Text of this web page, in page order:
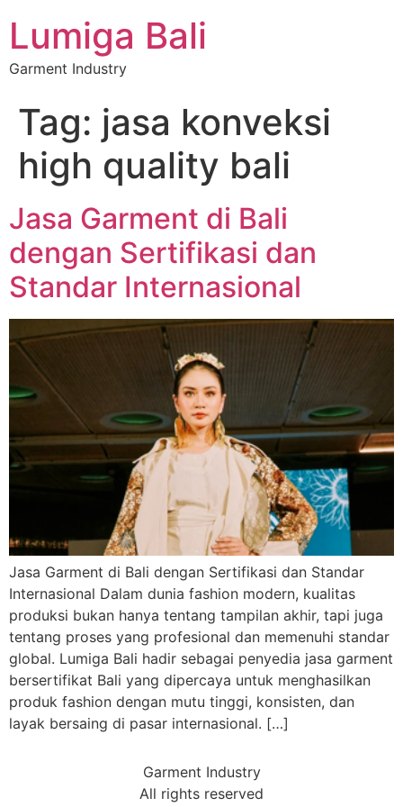
Lumiga Bali
Garment Industry
Tag: jasa konveksi
high quality bali
Jasa Garment di Bali
dengan Sertifikasi dan
Standar Internasional
Jasa Garment di Bali dengan Sertifikasi dan Standar
Internasional Dalam dunia fashion modern, kualitas
produksi bukan hanya tentang tampilan akhir, tapi juga
tentang proses yang profesional dan memenuhi standar
global. Lumiga Bali hadir sebagai penyedia jasa garment
bersertifikat Bali yang dipercaya untuk menghasilkan
produk fashion dengan mutu tinggi, konsisten, dan
layak bersaing di pasar internasional. […]
Garment Industry
All rights reserved